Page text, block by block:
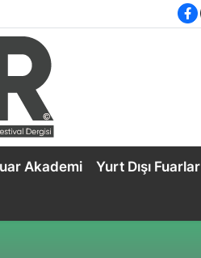
Akademi Yurt Dışı Fuarlar